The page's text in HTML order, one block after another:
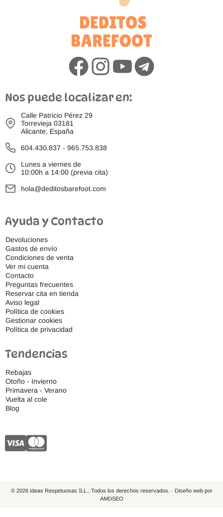
Nos puede localizar en:
Calle Patricio Pérez 29
Torrevieja 03181
Alicante, España
604.430.837 - 965.753.838
Lunes a viernes de
10:00h a 14:00 (previa cita)
hola@deditosbarefoot.com
Ayuda y Contacto
Devoluciones
Gastos de envío
Condiciones de venta
Ver mi cuenta
Contacto
Preguntas frecuentes
Reservar cita en tienda
Aviso legal
Política de cookies
Gestionar cookies
Política de privacidad
Tendencias
Rebajas
Otoño - Invierno
Primavera - Verano
Vuelta al cole
Blog
© 2026 Ideas Respetuosas S.L., Todos los derechos reservados. · Diseño web por
AMDSEO